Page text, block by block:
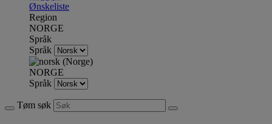
Ønskeliste
Region
NORGE
Språk
Språk
NORGE
Språk
Tøm søk